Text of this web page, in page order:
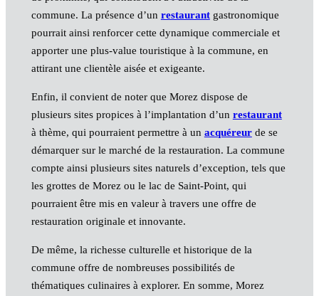
commune. La présence d’un restaurantgastronomique
pourrait ainsi renforcer cette dynamique commerciale et
apporter une plus-value touristique à la commune, en
attirant une clientèle aisée et exigeante.
Enfin, il convient de noter que Morez dispose de
plusieurs sites propices à l’implantation d’un restaurant
à thème, qui pourraient permettre à un acquéreurde se
démarquer sur le marché de la restauration. La commune
compte ainsi plusieurs sites naturels d’exception, tels que
les grottes de Morez ou le lac de Saint-Point, qui
pourraient être mis en valeur à travers une offre de
restauration originale et innovante.
De même, la richesse culturelle et historique de la
commune offre de nombreuses possibilités de
thématiques culinaires à explorer. En somme, Morez